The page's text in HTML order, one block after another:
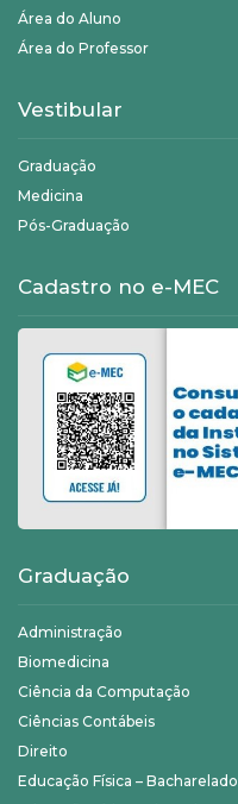
Área do Aluno
Área do Professor
Vestibular
Graduação
Medicina
Pós-Graduação
Cadastro no e-MEC
Graduação
Administração
Biomedicina
Ciência da Computação
Ciências Contábeis
Direito
Educação Física – Bacharelado